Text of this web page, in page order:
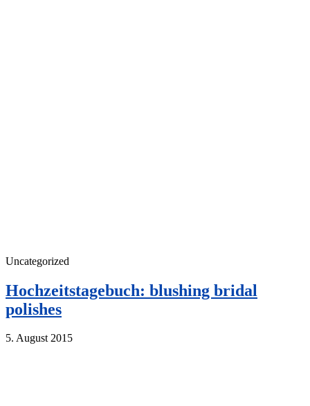
Uncategorized
Hochzeitstagebuch: blushing bridal
polishes
5. August 2015